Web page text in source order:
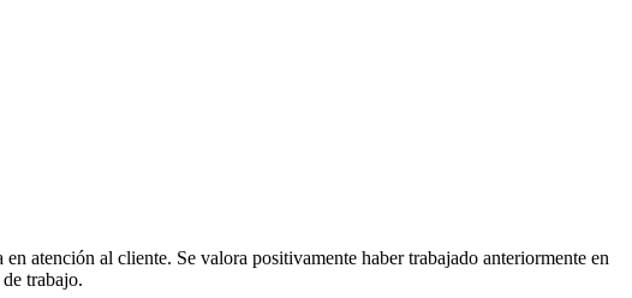
atención al cliente. Se valora positivamente haber trabajado anteriormente en
trabajo.